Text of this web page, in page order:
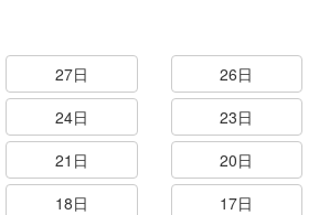
27日
26日
24日
23日
21日
20日
18日
17日